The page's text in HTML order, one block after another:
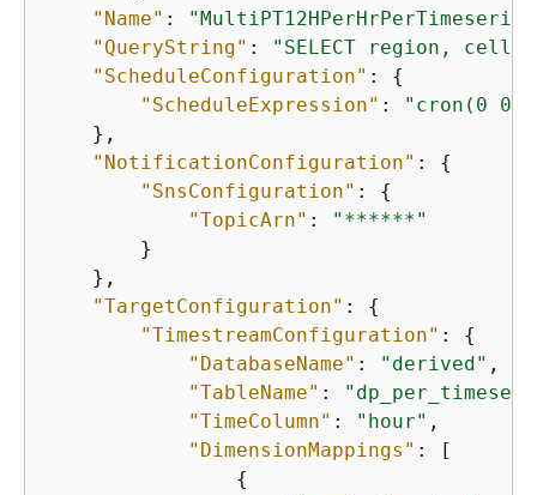
"Name" :
"QueryString" :
"SELECT region, cell,
"ScheduleConfiguration" : {
"ScheduleExpression" :
"cron(0
    },
"NotificationConfiguration" : {
"SnsConfiguration" : {
"TopicArn" :
"******"
        }
    },
"TargetConfiguration" : {
"TimestreamConfiguration" : {
"DatabaseName" : "derived" ,
"TableName" :
"TimeColumn" : "hour" ,
"DimensionMappings" : [
{